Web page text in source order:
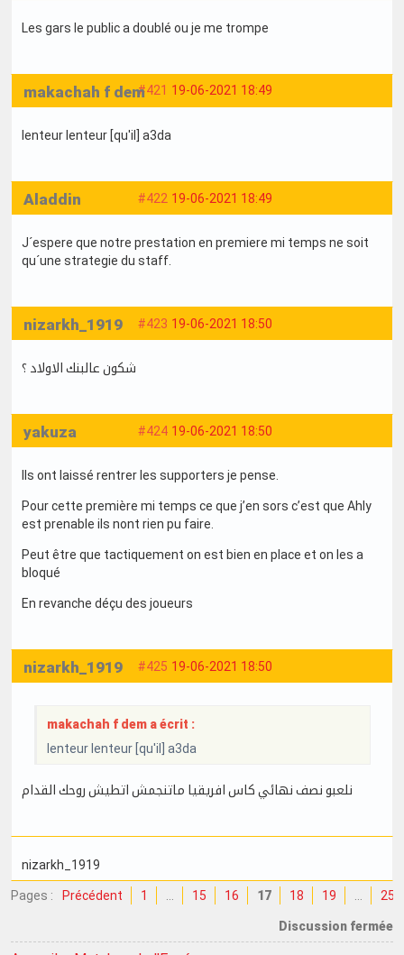
Les gars le public a doublé ou je me trompe
#421 19-06-2021 18:49
makachah f dem
lenteur lenteur [qu'il] a3da
#422 19-06-2021 18:49
Aladdin
J´espere que notre prestation en premiere mi temps ne soit
qu´une strategie du staff.
#423 19-06-2021 18:50
nizarkh_1919
شكون عالبنك الاولاد ؟
#424 19-06-2021 18:50
yakuza
Ils ont laissé rentrer les supporters je pense.
Pour cette première mi temps ce que j’en sors c’est que Ahly
est prenable ils nont rien pu faire.
Peut être que tactiquement on est bien en place et on les a
bloqué
En revanche déçu des joueurs
#425 19-06-2021 18:50
nizarkh_1919
makachah f dem a écrit :
lenteur lenteur [qu'il] a3da
نلعبو نصف نهائي كاس افريقيا ماتنجمش اتطيش روحك القدام
nizarkh_1919
Pages : Précédent 1 15 16 17 18 19 25
Discussion fermée